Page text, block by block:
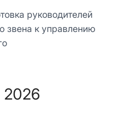
руководителей
звена к управлению
2026